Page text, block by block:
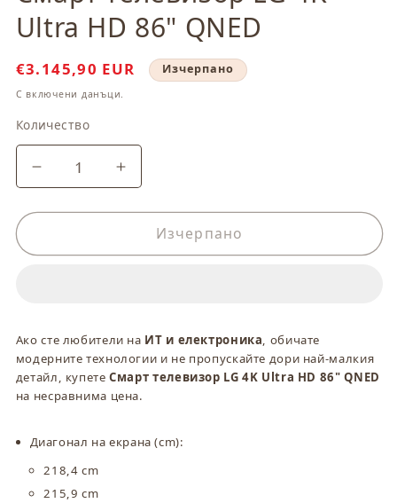
елемент
Ultra HD 86" QNED
Цена
при
€3.145,90 EUR Изчерпано
С включени данъци.
Количество
Количество
Намаляване
на
количеството
Смарт
HD
86&quot;
QNED
Увеличаване
на
количеството
Смарт
Ultra
HD
86&quot;
QNED
Изчерпано
Ако сте любители на ИТ и електроника, обичате
модерните технологии и не пропускайте дори най-малкия
детайл, купетеСмарт телевизор LG 4K Ultra HD 86" QNED
на несравнима цена.
Диагонал на екрана (cm):
218,4 cm
215,9 cm